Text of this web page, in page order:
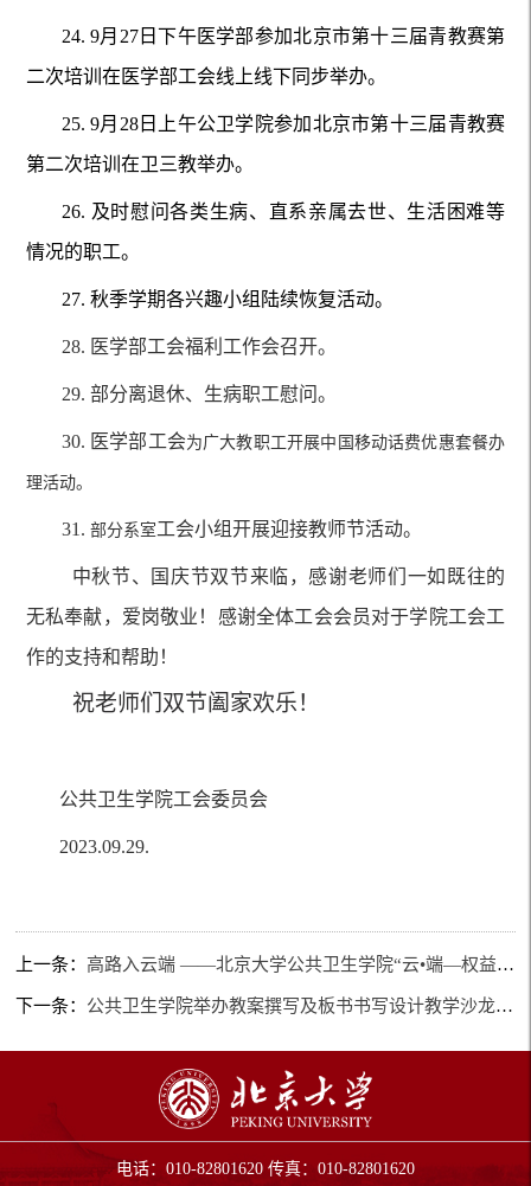
24.9月27日下午医学部参加北京市第十三届青教赛第
二次培训在医学部工会线上线下同步举办。
25.9月28日上午公卫学院参加北京市第十三届青教赛
第二次培训在卫三教举办。
26. 及时慰问各类生病、直系亲属去世、生活困难等
情况的职工。
27. 秋季学期各兴趣小组陆续恢复活动。
28. 医学部工会福利工作会召开。
29. 部分离退休、 生病职工慰问。
30. 医学部工会为广大教职工开展中国移动话费优惠套餐办
理活动。
31. 部分系室工会小组开展迎接教师节活动。
中秋节、国庆节双节来临，感谢老师们一如既往的
无私奉献，爱岗敬业！感谢全体工会会员对于学院工会工
作的支持和帮助！
祝老师们双节阖家欢乐！
公共卫生学院工会委员会
2023.09.29.
上一条： 高路入云端 ——北京大学公共卫生学院“云•端—权益杯”系列活动 之赴延庆开展社会实践
下一条： 公共卫生学院举办教案撰写及板书书写设计教学沙龙暨“云·端”权益杯系列活动
电话：010-82801620 传真：010-82801620